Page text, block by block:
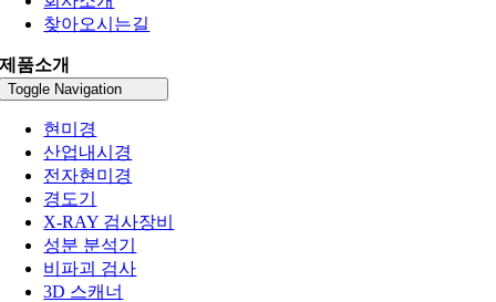
찾아오시는길
제품소개
Toggle Navigation
현미경
산업내시경
전자현미경
경도기
X-RAY 검사장비
성분 분석기
비파괴 검사
3D 스캐너